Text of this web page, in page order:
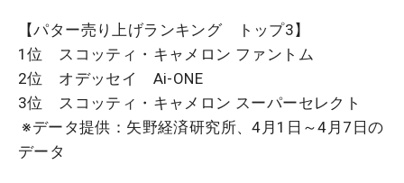
【パター売り上げランキング トップ3】
1位 スコッティ・キャメロン ファントム
2位 オデッセイ Ai-ONE
3位 スコッティ・キャメロン スーパーセレクト
※データ提供：矢野経済研究所、4月1日～4月7日の
データ